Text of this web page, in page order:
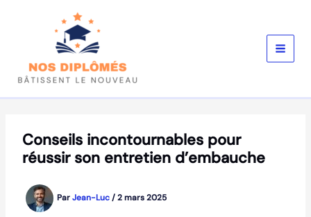
Conseils incontournables pour
réussir son entretien d’embauche
ParJean-Luc/2 mars 2025